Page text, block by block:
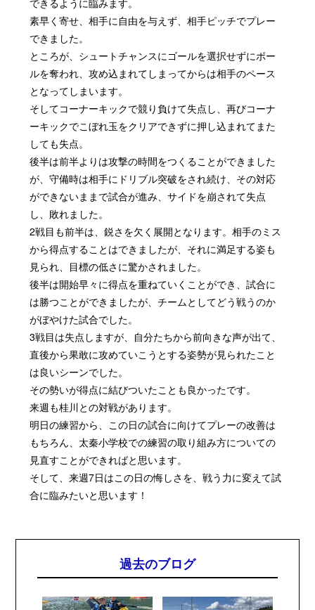
素早く寄せ、相手に自由を与えず、相手ピッチでプレー
できました。
ところが、シュートチャンスにゴールを選択せずにボー
ルを奪われ、攻め込まれてしまってからは相手のペース
となってしまいます。
そしてコーナーキックで競り負けて失点し、再びコーナ
ーキックでこぼれ玉をクリアできずに押し込まれてまた
しても失点。
後半は前半よりは攻撃の時間をつくることができました
が、守備時は相手にドリブル突破をされ続け、その対応
ができないままで試合が進み、サイドを崩されて失点
し、敗れました。
2戦目も前半は、鋭さを欠く展開となります。相手のミス
から得点することはできましたが、それに満足する姿も
見られ、目標の低さに驚かされました。
後半は開始早々に得点を重ねていくことができ、試合に
は勝つことができましたが、チームとしてどう戦うのか
がぼやけた試合でした。
3戦目は失点しますが、自分たちから前向きな声が出て、
直後から果敢に攻めていこうとする姿勢が見られたこと
は良いシーンでした。
その勢いが得点に結びついたことも良かったです。
来週も桂川との対戦があります。
明日の練習から、この日の試合に向けてプレーの改善は
もちろん、太秦小学校での練習の取り組み方についての
見直すことができればと思います。
そして、来週7日はこの日の悔しさを、戦う力に変えて試
合に臨みたいと思います！
過去のブログ